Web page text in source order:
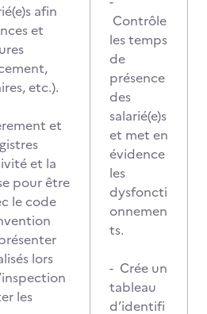
afin
et
etc.).
et
et la
pour être
le code
lors
les
Contrôle
les temps
de
présence
des
salarié(e)s
et met en
évidence
les
dysfoncti
onnemen
ts.
- Crée un
tableau
d’identifi